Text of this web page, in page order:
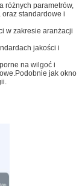
różnych parametrów,
oraz standardowe i
w zakresie aranżacji
jakości i
na wilgoć i
jak okno